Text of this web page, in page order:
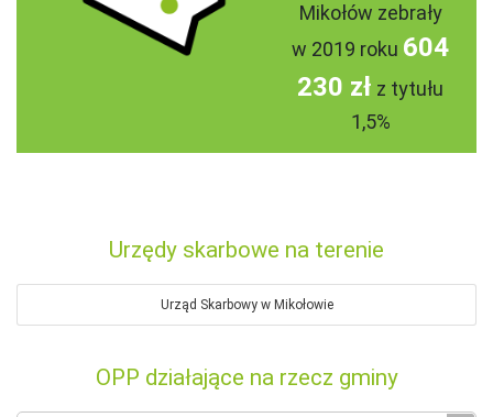
Mikołów zebrały
w 2019 roku 604
230 zł z tytułu
1,5%
Urzędy skarbowe na terenie
Urząd Skarbowy w Mikołowie
OPP działające na rzecz gminy